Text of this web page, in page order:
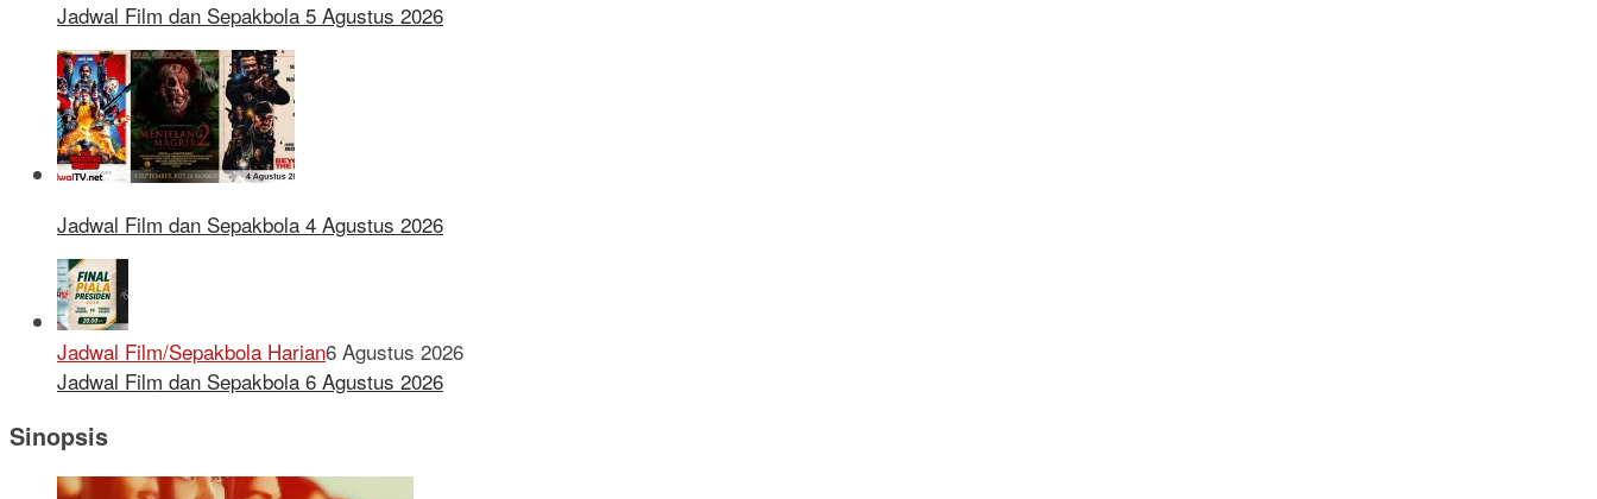
Jadwal Film dan Sepakbola 5 Agustus 2026
Jadwal Film dan Sepakbola 4 Agustus 2026
Jadwal Film/Sepakbola Harian6 Agustus 2026
Jadwal Film dan Sepakbola 6 Agustus 2026
Sinopsis